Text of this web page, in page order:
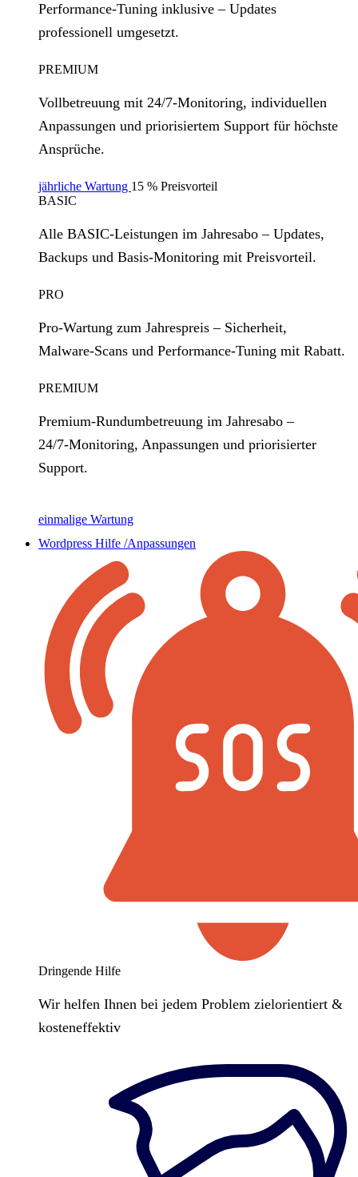
Performance‑Tuning inklusive – Updates
professionell umgesetzt.
PREMIUM
Vollbetreuung mit 24/7‑Monitoring, individuellen
Anpassungen und priorisiertem Support für höchste
Ansprüche.
jährliche Wartung 15 % Preisvorteil
BASIC
Alle BASIC‑Leistungen im Jahresabo – Updates,
Backups und Basis‑Monitoring mit Preisvorteil.
PRO
Pro‑Wartung zum Jahrespreis – Sicherheit,
Malware‑Scans und Performance‑Tuning mit Rabatt.
PREMIUM
Premium‑Rundumbetreuung im Jahresabo –
24/7‑Monitoring, Anpassungen und priorisierter
Support.
einmalige Wartung
Wordpress Hilfe /Anpassungen
Dringende Hilfe
Wir helfen Ihnen bei jedem Problem zielorientiert &
kosteneffektiv